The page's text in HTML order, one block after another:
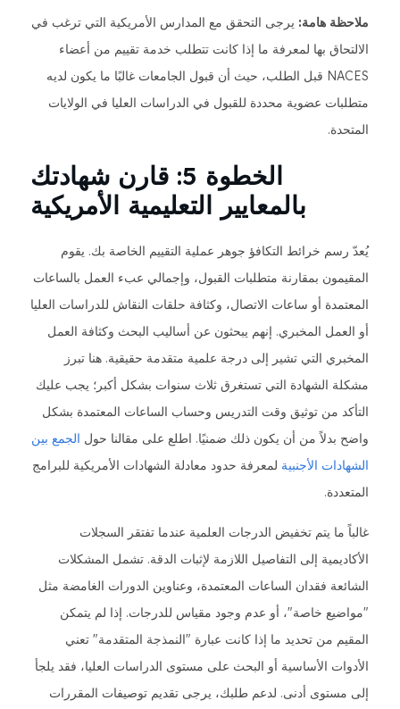
ملاحظة هامة: يرجى التحقق مع المدارس الأمريكية التي ترغب في
الالتحاق بها لمعرفة ما إذا كانت تتطلب خدمة تقييم من أعضاء
NACES قبل الطلب، حيث أن قبول الجامعات غالبًا ما يكون لديه
متطلبات عضوية محددة للقبول في الدراسات العليا في الولايات
المتحدة.
الخطوة 5: قارن شهادتك
بالمعايير التعليمية الأمريكية
يُعدّ رسم خرائط التكافؤ جوهر عملية التقييم الخاصة بك. يقوم
المقيمون بمقارنة متطلبات القبول، وإجمالي عبء العمل بالساعات
المعتمدة أو ساعات الاتصال، وكثافة حلقات النقاش للدراسات العليا
أو العمل المخبري. إنهم يبحثون عن أساليب البحث وكثافة العمل
المخبري التي تشير إلى درجة علمية متقدمة حقيقية. هنا تبرز
مشكلة الشهادة التي تستغرق ثلاث سنوات بشكل أكبر؛ يجب عليك
التأكد من توثيق وقت التدريس وحساب الساعات المعتمدة بشكل
واضح بدلاً من أن يكون ذلك ضمنيًا. اطلع على مقالنا حول الجمع بين
الشهادات الأجنبية لمعرفة حدود معادلة الشهادات الأمريكية للبرامج
المتعددة.
غالباً ما يتم تخفيض الدرجات العلمية عندما تفتقر السجلات
الأكاديمية إلى التفاصيل اللازمة لإثبات الدقة. تشمل المشكلات
الشائعة فقدان الساعات المعتمدة، وعناوين الدورات الغامضة مثل
"مواضيع خاصة"، أو عدم وجود مقياس للدرجات. إذا لم يتمكن
المقيم من تحديد ما إذا كانت عبارة "النمذجة المتقدمة" تعني
الأدوات الأساسية أو البحث على مستوى الدراسات العليا، فقد يلجأ
إلى مستوى أدنى. لدعم طلبك، يرجى تقديم توصيفات المقررات